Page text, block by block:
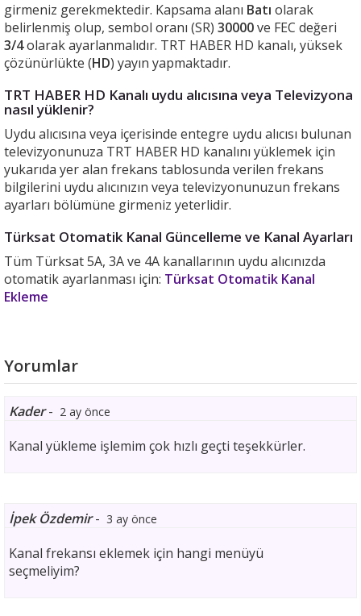
girmeniz gerekmektedir. Kapsama alanı Batı olarak
belirlenmiş olup, sembol oranı (SR) 30000ve FEC değeri
3/4olarak ayarlanmalıdır. TRT HABER HD kanalı, yüksek
çözünürlükte (HD) yayın yapmaktadır.
TRT HABER HD Kanalı uydu alıcısına veya Televizyona
nasıl yüklenir?
Uydu alıcısına veya içerisinde entegre uydu alıcısı bulunan
televizyonunuza TRT HABER HD kanalını yüklemek için
yukarıda yer alan frekans tablosunda verilen frekans
bilgilerini uydu alıcınızın veya televizyonunuzun frekans
ayarları bölümüne girmeniz yeterlidir.
Türksat Otomatik Kanal Güncelleme ve Kanal Ayarları
Tüm Türksat 5A, 3A ve 4A kanallarının uydu alıcınızda
otomatik ayarlanması için: Türksat Otomatik Kanal
Ekleme
Yorumlar
Kader- 2 ay önce
Kanal yükleme işlemim çok hızlı geçti teşekkürler.
İpek Özdemir- 3 ay önce
Kanal frekansı eklemek için hangi menüyü
seçmeliyim?